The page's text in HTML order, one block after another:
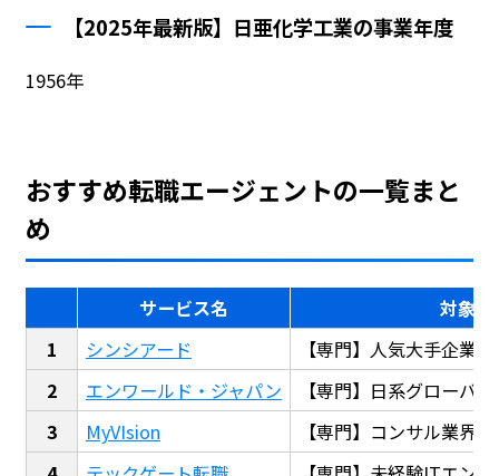
【2025年最新版】日亜化学工業の事業年度
1956年
おすすめ転職エージェントの一覧まと
め
サービス名
対象
シンシアード
【専門】人気大手企業
エンワールド・ジャパン
【専門】日系グローバ
MyVIsion
【専門】コンサル業界